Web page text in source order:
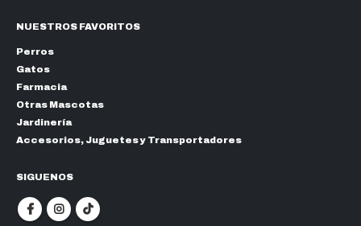
NUESTROS FAVORITOS
Perros
Gatos
Farmacia
Otras Mascotas
Jardinería
Accesorios, Juguetes y Transportadores
SIGUENOS